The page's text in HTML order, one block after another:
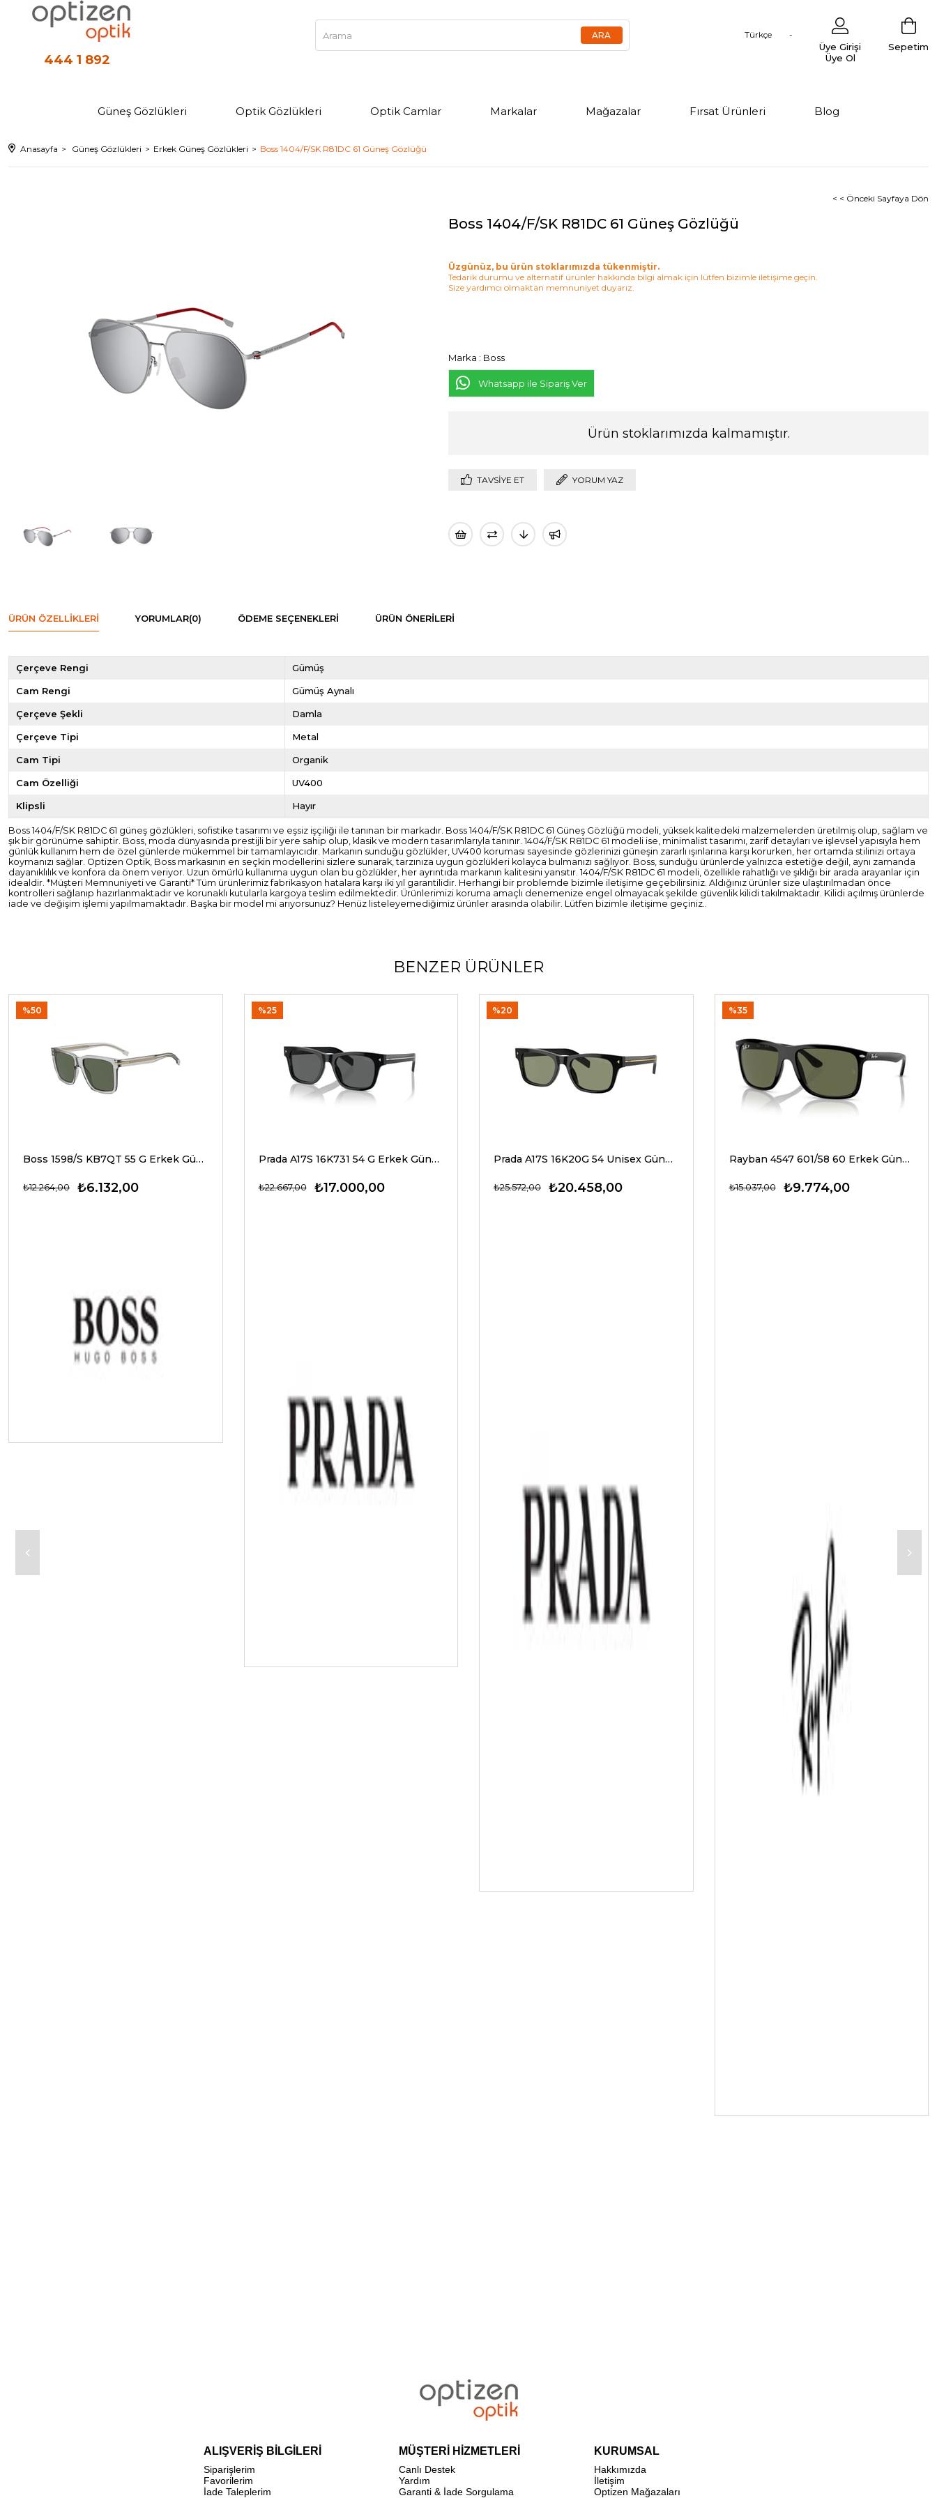
444 1 892
Türkçe
Sepetim
Üye Girişi
Üye Ol
Güneş Gözlükleri Optik Gözlükleri Optik Camlar Markalar Mağazalar Fırsat Ürünleri Blog
Anasayfa Güneş Gözlükleri Erkek Güneş Gözlükleri Boss 1404/F/SK R81DC 61 Güneş Gözlüğü
< < Önceki Sayfaya Dön
Boss 1404/F/SK R81DC 61 Güneş Gözlüğü
Üzgünüz, bu ürün stoklarımızda tükenmiştir.
Tedarik durumu ve alternatif ürünler hakkında bilgi almak için lütfen bizimle iletişime geçin.
Size yardımcı olmaktan memnuniyet duyarız.
Marka : Boss
Whatsapp ile Sipariş Ver
Ürün stoklarımızda kalmamıştır.
TAVSIYE ET YORUM YAZ
ÜRÜN ÖZELLIKLERI YORUMLAR(0) ÖDEME SEÇENEKLERI ÜRÜN ÖNERILERI
Çerçeve Rengi Gümüş
Cam Rengi Gümüş Aynalı
Çerçeve Şekli Damla
Çerçeve Tipi Metal
Cam Tipi Organik
Cam Özelliği UV400
Klipsli Hayır
Boss 1404/F/SK R81DC 61 güneş gözlükleri, sofistike tasarımı ve eşsiz işçiliği ile tanınan bir markadır. Boss 1404/F/SK R81DC 61 Güneş Gözlüğü modeli, yüksek kalitedeki malzemelerden üretilmiş olup, sağlam ve
şık bir görünüme sahiptir. Boss, moda dünyasında prestijli bir yere sahip olup, klasik ve modern tasarımlarıyla tanınır. 1404/F/SK R81DC 61 modeli ise, minimalist tasarımı, zarif detayları ve işlevsel yapısıyla hem
günlük kullanım hem de özel günlerde mükemmel bir tamamlayıcıdır. Markanın sunduğu gözlükler, UV400 koruması sayesinde gözlerinizi güneşin zararlı ışınlarına karşı korurken, her ortamda stilinizi ortaya
koymanızı sağlar. Optizen Optik, Boss markasının en seçkin modellerini sizlere sunarak, tarzınıza uygun gözlükleri kolayca bulmanızı sağlıyor. Boss, sunduğu ürünlerde yalnızca estetiğe değil, aynı zamanda
dayanıklılık ve konfora da önem veriyor. Uzun ömürlü kullanıma uygun olan bu gözlükler, her ayrıntıda markanın kalitesini yansıtır. 1404/F/SK R81DC 61 modeli, özellikle rahatlığı ve şıklığı bir arada arayanlar için
idealdir. *Müşteri Memnuniyeti ve Garanti* Tüm ürünlerimiz fabrikasyon hatalara karşı iki yıl garantilidir. Herhangi bir problemde bizimle iletişime geçebilirsiniz. Aldığınız ürünler size ulaştırılmadan önce
kontrolleri sağlanıp hazırlanmaktadır ve korunaklı kutularla kargoya teslim edilmektedir. Ürünlerimizi koruma amaçlı denemenize engel olmayacak şekilde güvenlik kilidi takılmaktadır. Kilidi açılmış ürünlerde
iade ve değişim işlemi yapılmamaktadır. Başka bir model mi arıyorsunuz? Henüz listeleyemediğimiz ürünler arasında olabilir. Lütfen bizimle iletişime geçiniz..
BENZER ÜRÜNLER
Boss 1598/S KB7QT 55 G Erkek Güneş Gözlükleri
₺6.132,00
₺12.264,00
%50
Prada A17S 16K731 54 G Erkek Güneş Gözlükleri
₺17.000,00
₺22.667,00
%25
Prada A17S 16K20G 54 Unisex Güneş Gözlükleri
₺20.458,00
₺25.572,00
%20
Rayban 4547 601/58 60 Erkek Güneş Gözlükleri
₺9.774,00
₺15.037,00
%35
ALIŞVERİŞ BİLGİLERİ
Siparişlerim
Favorilerim
İade Taleplerim
MÜŞTERİ HİZMETLERİ
Canlı Destek
Yardım
Garanti & İade Sorgulama
KURUMSAL
Hakkımızda
İletişim
Optizen Mağazaları